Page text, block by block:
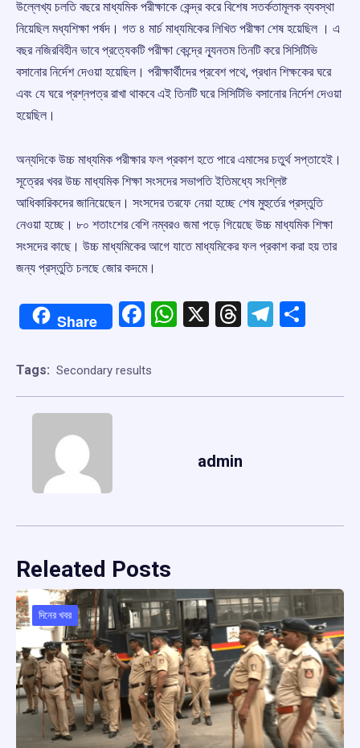
উল্লেখ্য চলতি বছরে মাধ্যমিক পরীক্ষাকে কেন্দ্র করে বিশেষ সতর্কতামূলক ব্যবস্থা
নিয়েছিল মধ্যশিক্ষা পর্ষদ। গত ৪ মার্চ মাধ্যমিকের লিখিত পরীক্ষা শেষ হয়েছিল । এ
বছর নজিরবিহীন ভাবে প্রত্যেকটি পরীক্ষা কেন্দ্রে ন্যূনতম তিনটি করে সিসিটিভি
বসানোর নির্দেশ দেওয়া হয়েছিল। পরীক্ষার্থীদের প্রবেশ পথে, প্রধান শিক্ষকের ঘরে
এবং যে ঘরে প্রশ্নপত্র রাখা থাকবে এই তিনটি ঘরে সিসিটিভি বসানোর নির্দেশ দেওয়া
হয়েছিল।
অন্যদিকে উচ্চ মাধ্যমিক পরীক্ষার ফল প্রকাশ হতে পারে এমাসের চতুর্থ সপ্তাহেই।
সূত্রের খবর উচ্চ মাধ্যমিক শিক্ষা সংসদের সভাপতি ইতিমধ্যে সংশ্লিষ্ট
আধিকারিকদের জানিয়েছেন। সংসদের তরফে নেয়া হচ্ছে শেষ মুহুর্তের প্রস্তুতি
নেওয়া হচ্ছে। ৮০ শতাংশের বেশি নম্বরও জমা পড়ে গিয়েছে উচ্চ মাধ্যমিক শিক্ষা
সংসদের কাছে। উচ্চ মাধ্যমিকের আগে যাতে মাধ্যমিকের ফল প্রকাশ করা হয় তার
জন্য প্রস্তুতি চলছে জোর কদমে।
Share Facebook
WhatsApp
X Threads
Tags: Secondary results
admin
Releated Posts
দিনের খবর